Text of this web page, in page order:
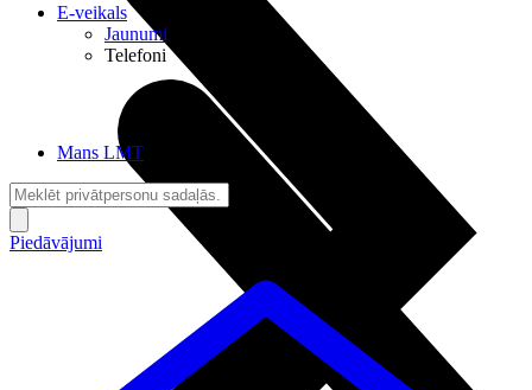
E-veikals
Jaunumi
Telefoni
Mans LMT
Piedāvājumi